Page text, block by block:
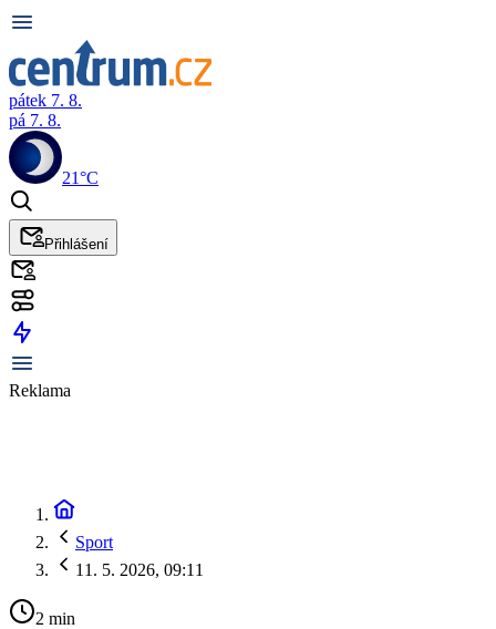
pátek 7. 8.
pá 7. 8.
21°C
Přihlášení
Reklama
Sport
11. 5. 2026, 09:11
2 min